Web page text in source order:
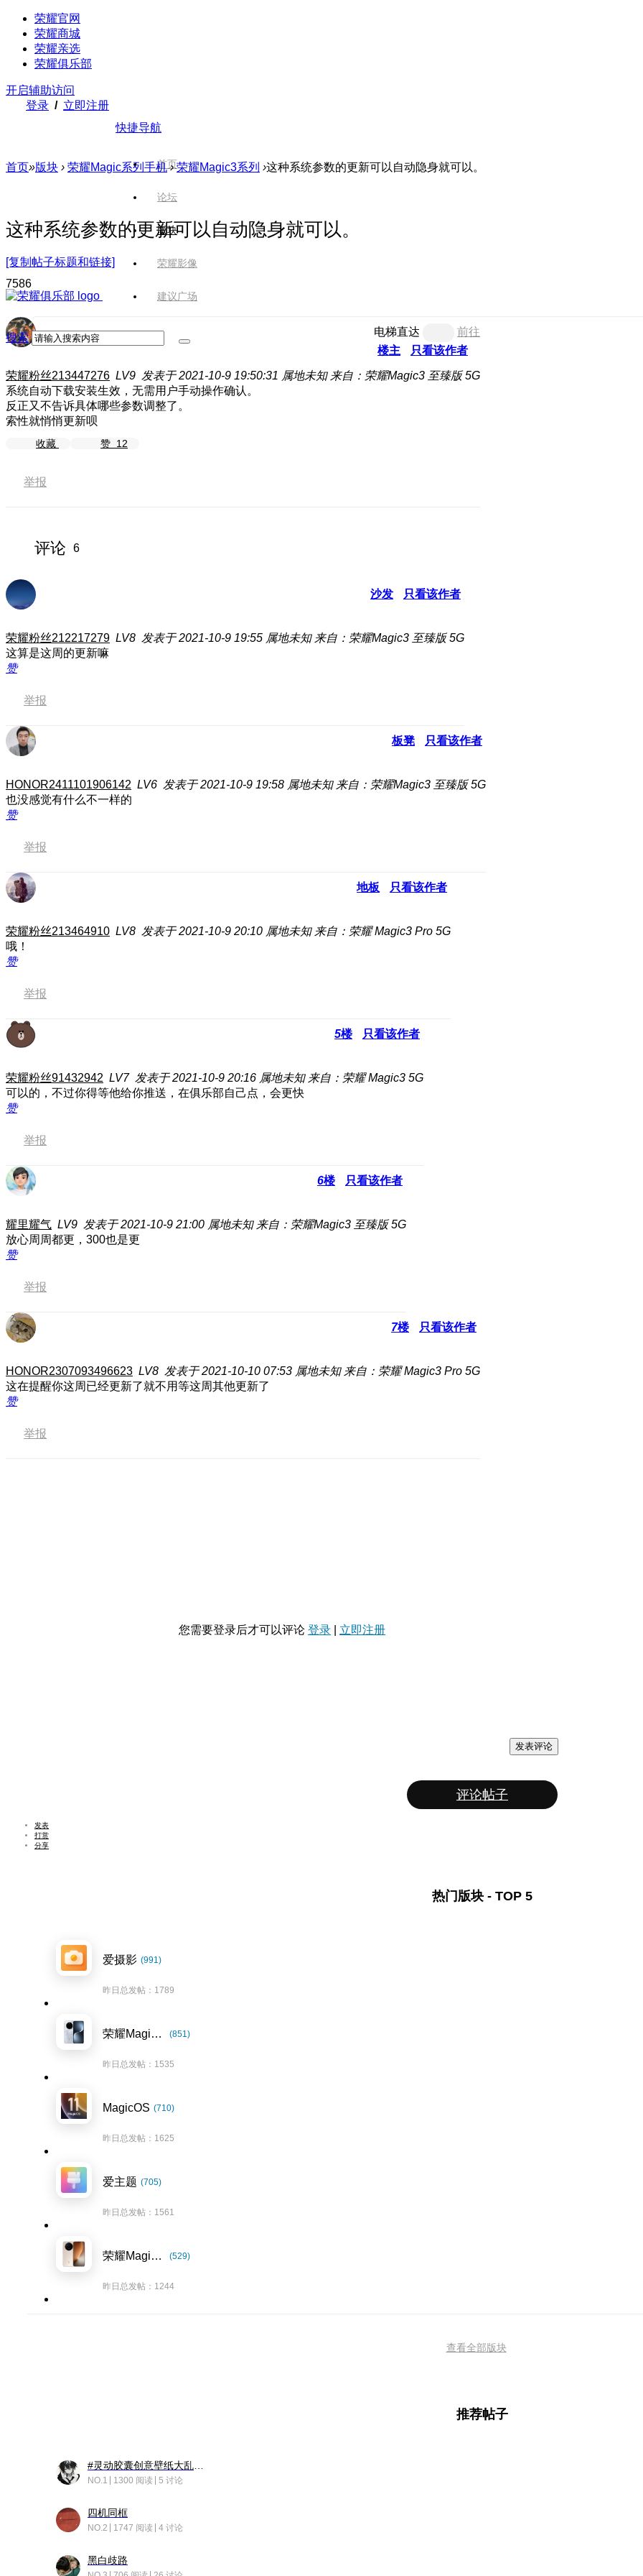
荣耀官网
荣耀商城
荣耀亲选
荣耀俱乐部
开启辅助访问
登录 / 立即注册
快捷导航
首页
论坛
版块
荣耀影像
建议广场
搜索
首页»版块 › 荣耀Magic系列手机 › 荣耀Magic3系列 ›这种系统参数的更新可以自动隐身就可以。
这种系统参数的更新可以自动隐身就可以。
[复制帖子标题和链接]
7586
电梯直达
前往
楼主
只看该作者
荣耀粉丝213447276 LV9 发表于 2021-10-9 19:50:31 属地未知 来自：荣耀Magic3 至臻版 5G
系统自动下载安装生效，无需用户手动操作确认。
反正又不告诉具体哪些参数调整了。
索性就悄悄更新呗
收藏 赞 12
举报
评论 6
沙发 只看该作者
荣耀粉丝212217279 LV8 发表于 2021-10-9 19:55 属地未知 来自：荣耀Magic3 至臻版 5G
这算是这周的更新嘛
赞
举报
板凳 只看该作者
HONOR2411101906142 LV6 发表于 2021-10-9 19:58 属地未知 来自：荣耀Magic3 至臻版 5G
也没感觉有什么不一样的
赞
举报
地板 只看该作者
荣耀粉丝213464910 LV8 发表于 2021-10-9 20:10 属地未知 来自：荣耀 Magic3 Pro 5G
哦！
赞
举报
5楼 只看该作者
荣耀粉丝91432942 LV7 发表于 2021-10-9 20:16 属地未知 来自：荣耀 Magic3 5G
可以的，不过你得等他给你推送，在俱乐部自己点，会更快
赞
举报
6楼 只看该作者
耀里耀气 LV9 发表于 2021-10-9 21:00 属地未知 来自：荣耀Magic3 至臻版 5G
放心周周都更，300也是更
赞
举报
7楼 只看该作者
HONOR2307093496623 LV8 发表于 2021-10-10 07:53 属地未知 来自：荣耀 Magic3 Pro 5G
这在提醒你这周已经更新了就不用等这周其他更新了
赞
举报
您需要登录后才可以评论 登录 立即注册
发表评论
评论帖子
发表
打赏
分享
热门版块 - TOP 5
爱摄影 (991)
昨日总发帖：1789
荣耀Magic7系列 (851)
昨日总发帖：1535
MagicOS (710)
昨日总发帖：1625
爱主题 (705)
昨日总发帖：1561
荣耀Magic8系列 (529)
昨日总发帖：1244
查看全部版块
推荐帖子
NO.1 1300 阅读 5 讨论
四机同框
NO.2 1747 阅读 4 讨论
黑白歧路